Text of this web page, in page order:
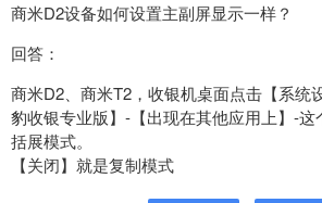
商米D2设备如何设置主副屏显示一样？
回答：
商米D2、商米T2，收银机桌面点击【系统
豹收银专业版】-【出现在其他应用上】-这
括展模式。
【关闭】就是复制模式